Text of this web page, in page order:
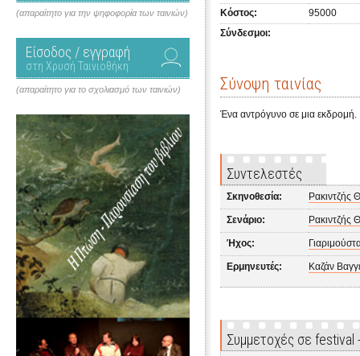
(απαραίτητο για την ψηφοφορία των ταινιών)
Είσοδος / εγγραφή
στη Χρυσή Ταινιοθήκη
(απαραίτητο για το σχολιασμό των ταινιών)
Κόστος:
95000
Σύνδεσμοι:
Σύνοψη ταινίας
Ένα αντρόγυνο σε μια εκδρομή.
Συντελεστές
Σκηνοθεσία: Ρακιντζής
Σενάριο: Ρακιντζής
Ήχος:
Ερμηνευτές: Καζάν
Συμμετοχές σε